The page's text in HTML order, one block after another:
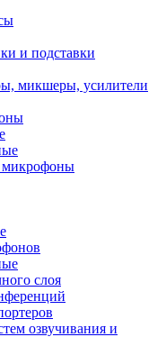
и подставки
микшеры, усилители
микрофоны
слоя
озвучивания и